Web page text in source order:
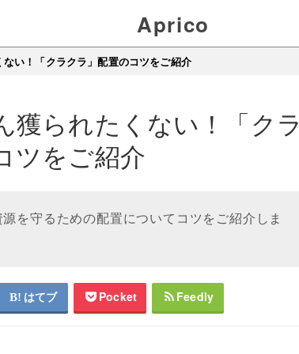
Aprico
い！「クラクラ」配置のコツをご紹介
獲られたくない！「クラ
ツをご紹介
を守るための配置についてコツをご紹介しま
はてブ Pocket Feedly